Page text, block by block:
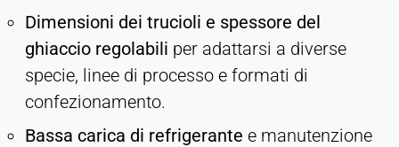
Dimensioni dei trucioli e spessore del
ghiaccio regolabili per adattarsi a diverse
specie, linee di processo e formati di
confezionamento.
Bassa carica di refrigerante e manutenzione